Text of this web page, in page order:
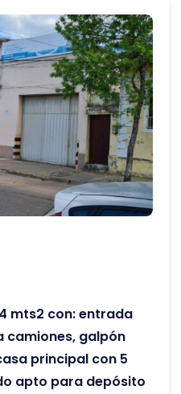
mts2 con: entrada
galpón
principal con 5
apto para depósito